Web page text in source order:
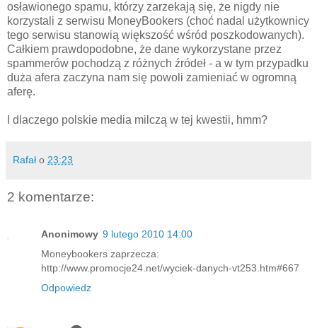
osławionego spamu, którzy zarzekają się, że nigdy nie
korzystali z serwisu MoneyBookers (choć nadal użytkownicy
tego serwisu stanowią większość wśród poszkodowanych).
Całkiem prawdopodobne, że dane wykorzystane przez
spammerów pochodzą z różnych źródeł - a w tym przypadku
duża afera zaczyna nam się powoli zamieniać w ogromną
aferę.
I dlaczego polskie media milczą w tej kwestii, hmm?
Rafał o 23:23
2 komentarze:
Anonimowy 9 lutego 2010 14:00
Moneybookers zaprzecza:
http://www.promocje24.net/wyciek-danych-vt253.htm#667
Odpowiedz